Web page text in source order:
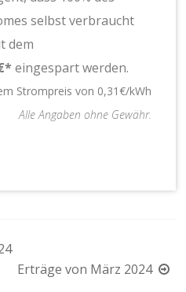
selbst verbraucht
dem
eingespart werden.
Strompreis von 0,31€/kWh
Alle Angaben ohne Gewähr.
Erträge von März 2024